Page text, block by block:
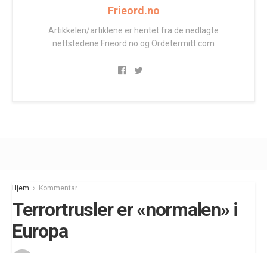
Frieord.no
Artikkelen/artiklene er hentet fra de nedlagte
nettstedene Frieord.no og Ordetermitt.com
Hjem Kommentar
Terrortrusler er «normalen» i
Europa